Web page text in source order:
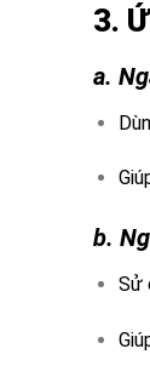
3.
a.
b.
Sử